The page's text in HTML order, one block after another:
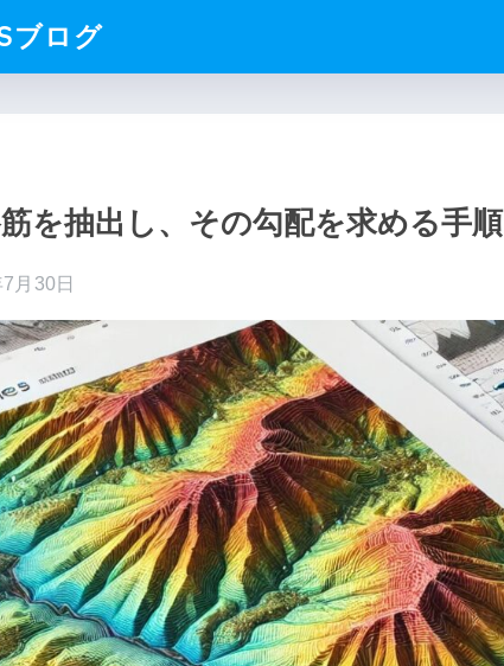
ブログ
を抽出し、その勾配を求める手順
月30日